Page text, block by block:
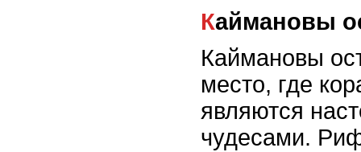
Каймановы
Каймановы
место, где
являются
чудесами.